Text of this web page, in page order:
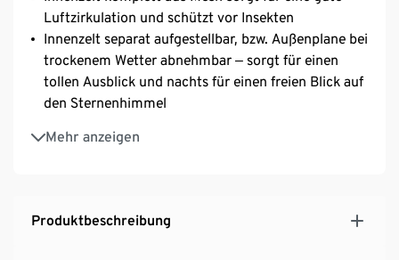
Luftzirkulation und schützt vor Insekten
Innenzelt separat aufgestellbar, bzw. Außenplane bei
trockenem Wetter abnehmbar ‒ sorgt für einen
tollen Ausblick und nachts für einen freien Blick auf
den Sternenhimmel
Mehr anzeigen
Verschließbare Lüftungen an beiden Enden des
Zeltes sorgen für ausreichend Ventilation
Packmaß von 13 x 56 cm. Damit eignet sich dieses
Zelt besonders für Fahrradtouren und
Produktbeschreibung